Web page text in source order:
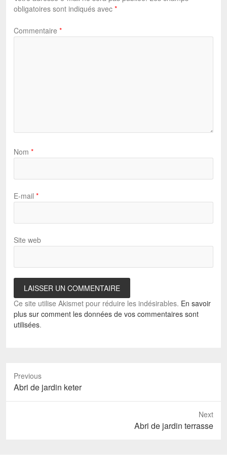
obligatoires sont indiqués avec *
Commentaire *
Nom *
E-mail *
Site web
Ce site utilise Akismet pour réduire les indésirables. En savoir
plus sur comment les données de vos commentaires sont
utilisées.
Previous
Previous
post:
Abri de jardin keter
Next
Abri de jardin terrasse